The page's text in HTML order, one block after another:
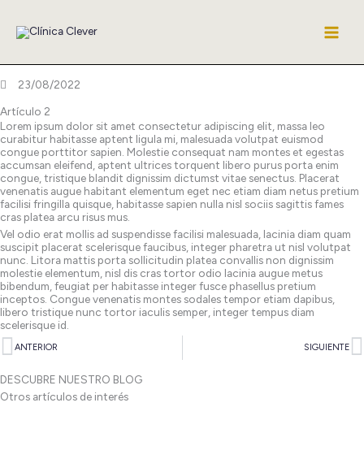
contenido
23/08/2022
Artículo 2
Lorem ipsum dolor sit amet consectetur adipiscing elit, massa leo
curabitur habitasse aptent ligula mi, malesuada volutpat euismod
congue porttitor sapien. Molestie consequat nam montes et egestas
accumsan eleifend, aptent ultrices torquent libero purus porta enim
congue, tristique blandit dignissim dictumst vitae senectus. Placerat
venenatis augue habitant elementum eget nec etiam diam netus pretium
facilisi fringilla quisque, habitasse sapien nulla nisl sociis sagittis fames
cras platea arcu risus mus.
Vel odio erat mollis ad suspendisse facilisi malesuada, lacinia diam quam
suscipit placerat scelerisque faucibus, integer pharetra ut nisl volutpat
nunc. Litora mattis porta sollicitudin platea convallis non dignissim
molestie elementum, nisl dis cras tortor odio lacinia augue metus
bibendum, feugiat per habitasse integer fusce phasellus pretium
inceptos. Congue venenatis montes sodales tempor etiam dapibus,
libero tristique nunc tortor iaculis semper, integer tempus diam
scelerisque id.
Ant
ANTERIOR SIGUIENTE
DESCUBRE NUESTRO BLOG
Otros artículos de interés